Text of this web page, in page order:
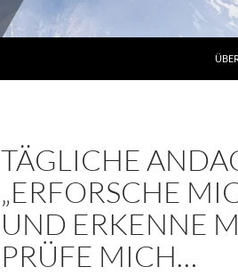
TÄGLICHE
„ERFORSCHE
UND ERKENNE
PRÜFE MICH…